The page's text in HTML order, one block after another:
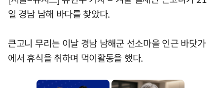
일 경남 남해 바다를 찾았다.
큰고니 무리는 이날 경남 남해군 선소마을 인근 바닷가
에서 휴식을 취하며 먹이활동을 했다.